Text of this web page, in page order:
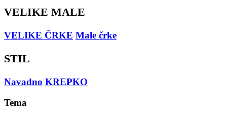
VELIKE MALE
VELIKE ČRKE Male črke
STIL
Navadno KREPKO
Tema